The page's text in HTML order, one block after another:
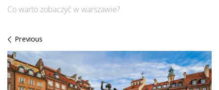
Co warto zobaczyć w warszawie?
Images navigation
Previous